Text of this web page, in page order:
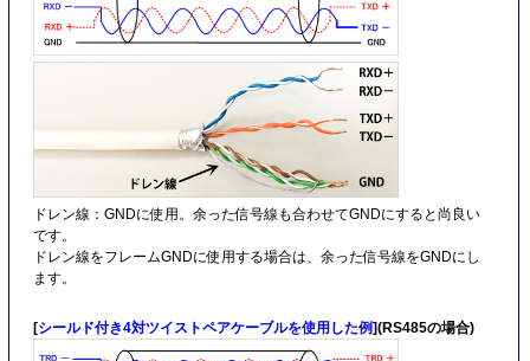
ドレン線：GNDに使用。余った信号線も合わせてGNDにすると尚良い
です。
ドレン線をフレームGNDに使用する場合は、余った信号線をGNDにし
ます。
[シールド付き4対ツイストペアケーブルを使用した例](RS485の場合)